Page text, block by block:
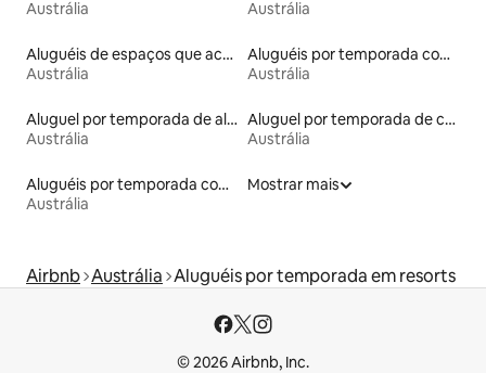
Austrália
Austrália
Aluguéis de espaços que aceitam animais de estimação
Austrália
Aluguéis por temporada com acesso ao lago
Austrália
Aluguel por temporada de alojamentos ecológicos
Austrália
Aluguel por temporada de casas na árvore
Austrália
Aluguéis por temporada com vista para a praia
Austrália
Mostrar mais
Airbnb Austrália Aluguéis por temporada em resorts
© 2026 Airbnb, Inc.